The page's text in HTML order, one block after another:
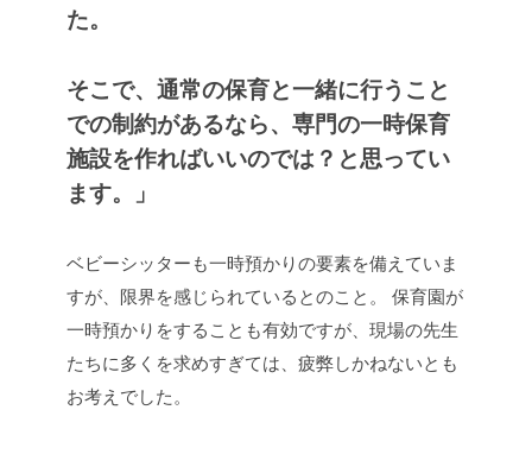
た。
そこで、通常の保育と一緒に行うこと
での制約があるなら、専門の一時保育
施設を作ればいいのでは？と思ってい
ます。」
ベビーシッターも一時預かりの要素を備えていま
すが、限界を感じられているとのこと。
保育園が
一時預かりをすることも有効ですが、現場の先生
たちに多くを求めすぎては、疲弊しかねないとも
お考えでした。